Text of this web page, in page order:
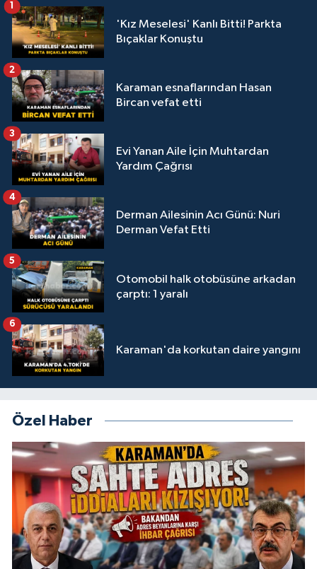
'Kız Meselesi' Kanlı Bitti! Parkta
Bıçaklar Konuştu
1
Karaman esnaflarından Hasan
Bircan vefat etti
2
Evi Yanan Aile İçin Muhtardan
Yardım Çağrısı
3
Derman Ailesinin Acı Günü: Nuri
Derman Vefat Etti
4
Otomobil halk otobüsüne arkadan
çarptı: 1 yaralı
5
Karaman'da korkutan daire yangını
6
Özel Haber